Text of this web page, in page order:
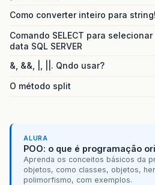
Como converter inteiro para string!
Comando SELECT para
data SQL SERVER
&, &&, |, ||. Qndo usar?
O método split
ALURA
POO: o que é programação
Aprenda os conceitos básicos da
objetos, como classes, objetos,
polimorfismo, com exemplos.